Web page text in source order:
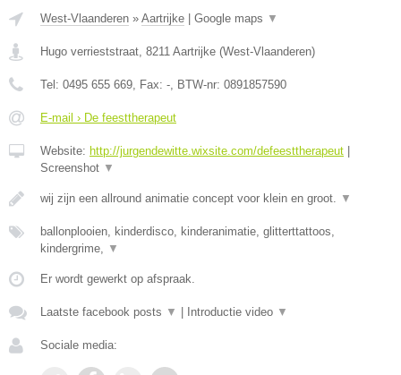
West-Vlaanderen » Aartrijke | Google maps ▼
Hugo verrieststraat 8211 Aartrijke (West-Vlaanderen)
Tel: 0495 655 669 , Fax: - , BTW-nr: 0891857590
E-mail › De feesttherapeut
Website: http://jurgendewitte.wixsite.com/defeesttherapeut |
Screenshot ▼
wij zijn een allround animatie concept voor klein en groot. ▼
ballonplooien, kinderdisco, kinderanimatie, glitterttattoos,
kindergrime,
▼
Er wordt gewerkt op afspraak.
Laatste facebook posts ▼ | Introductie video ▼
Sociale media: